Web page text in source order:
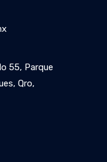
55, Parque
Qro,